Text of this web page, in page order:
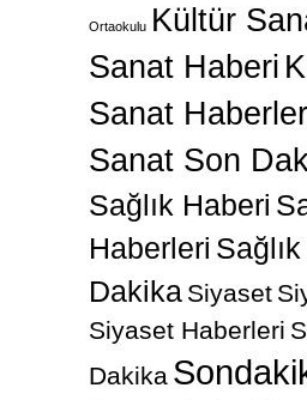
Ortaokulu Kültür
Sanat Haberi
Sanat
Sanat Son
Sağlık Haberi
Haberleri
Dakika Siyaset
Siyaset Haberleri
Dakika